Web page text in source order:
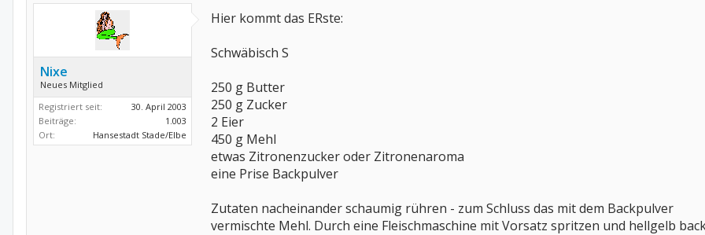
Nixe
Neues Mitglied
Registriert seit:
30. April 2003
Beiträge:
1.003
Ort:
Hansestadt Stade/Elbe
Hier kommt das ERste:
Schwäbisch S
250 g Butter
250 g Zucker
2 Eier
450 g Mehl
etwas Zitronenzucker oder Zitronenaroma
eine Prise Backpulver
Zutaten nacheinander schaumig rühren - zum Schluss das mit dem Backpulver
vermischte Mehl. Durch eine Fleischmaschine mit Vorsatz spritzen und hellgelb